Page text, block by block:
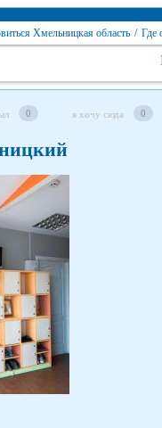
Хмельницкая область / Где
0 я хочу сюда 0